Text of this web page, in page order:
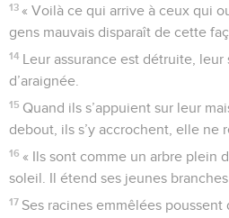
13 « Voilà ce qui arrive à ceux qui
gens mauvais disparaît de cette
14 Leur assurance est détruite, leur
d’araignée.
15 Quand ils s’appuient sur leur
debout, ils s’y accrochent, elle ne
16 « Ils sont comme un arbre plein
soleil. Il étend ses jeunes
17 Ses racines emmêlées poussent